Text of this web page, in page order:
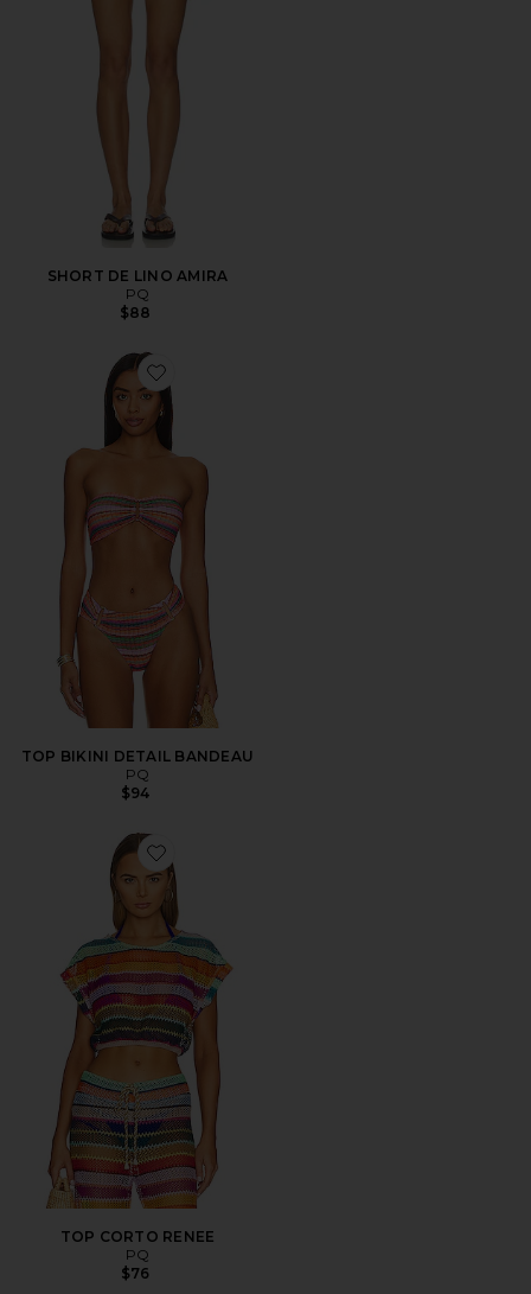
SHORT DE LINO AMIRA
PQ
$88
Favorite TOP BIKINI DETAIL BANDEAU
TOP BIKINI DETAIL BANDEAU
PQ
$94
Favorite TOP CORTO RENEE
TOP CORTO RENEE
PQ
$76